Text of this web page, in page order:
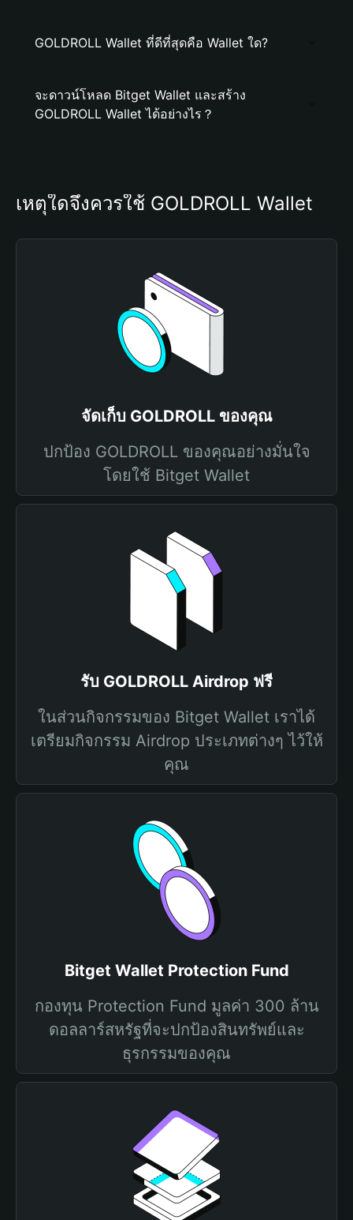
GOLDROLL Wallet ที่ดีที่สุดคือ Wallet ใด?
จะดาวน์โหลด Bitget Wallet และสร้าง
GOLDROLL Wallet ได้อย่างไร？
เหตุใดจึงควรใช้ GOLDROLL Wallet
จัดเก็บ GOLDROLL ของคุณ
ปกป้อง GOLDROLL ของคุณอย่างมั่นใจ
โดยใช้ Bitget Wallet
รับ GOLDROLL Airdrop ฟรี
ในส่วนกิจกรรมของ Bitget Wallet เราได้
เตรียมกิจกรรม Airdrop ประเภทต่างๆ ไว้ให้
คุณ
Bitget Wallet Protection Fund
กองทุน Protection Fund มูลค่า 300 ล้าน
ดอลลาร์สหรัฐที่จะปกป้องสินทรัพย์และ
ธุรกรรมของคุณ